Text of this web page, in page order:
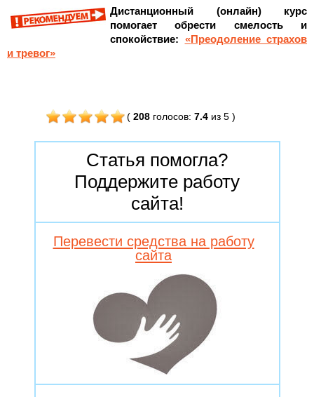
Дистанционный (онлайн) курс
помогает обрести смелость и
спокойствие: «Преодоление страхов
и тревог»
( 208 голосов: 7.4из 5)
Статья помогла?
Поддержите работу
сайта!
Перевести средства на работу
сайта